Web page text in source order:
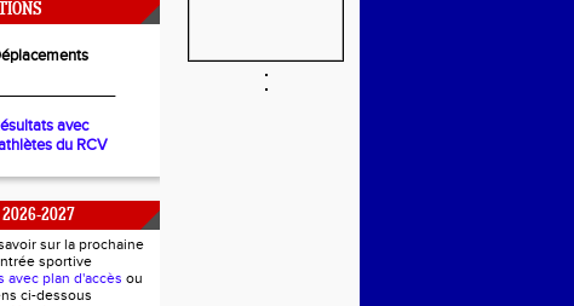
avec
du RCV
2027
sur la prochaine
sportive
avec plan d'accès ou
ci-dessous